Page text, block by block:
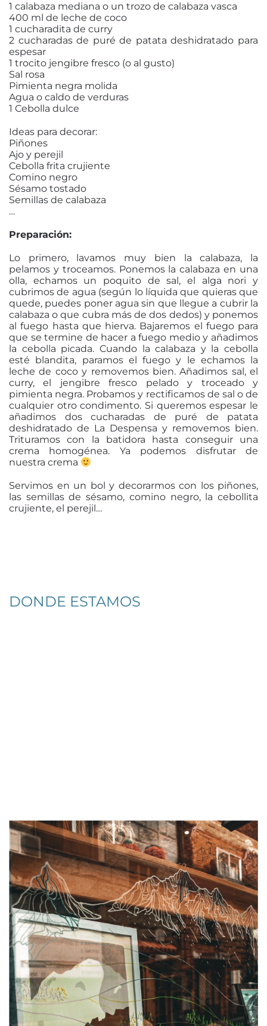
1 calabaza mediana o un trozo de calabaza vasca
400 ml de leche de coco
1 cucharadita de curry
2 cucharadas de puré de patata deshidratado para
espesar
1 trocito jengibre fresco (o al gusto)
Sal rosa
Pimienta negra molida
Agua o caldo de verduras
1 Cebolla dulce
Ideas para decorar:
Piñones
Ajo y perejil
Cebolla frita crujiente
Comino negro
Sésamo tostado
Semillas de calabaza
…
Preparación:
Lo primero, lavamos muy bien la calabaza, la
pelamos y troceamos. Ponemos la calabaza en una
olla, echamos un poquito de sal, el alga nori y
cubrimos de agua (según lo líquida que quieras que
quede, puedes poner agua sin que llegue a cubrir la
calabaza o que cubra más de dos dedos) y ponemos
al fuego hasta que hierva. Bajaremos el fuego para
que se termine de hacer a fuego medio y añadimos
la cebolla picada. Cuando la calabaza y la cebolla
esté blandita, paramos el fuego y le echamos la
leche de coco y removemos bien. Añadimos sal, el
curry, el jengibre fresco pelado y troceado y
pimienta negra. Probamos y rectificamos de sal o de
cualquier otro condimento. Si queremos espesar le
añadimos dos cucharadas de puré de patata
deshidratado de La Despensa y removemos bien.
Trituramos con la batidora hasta conseguir una
crema homogénea. Ya podemos disfrutar de
nuestra crema
Servimos en un bol y decorarmos con los piñones,
las semillas de sésamo, comino negro, la cebollita
crujiente, el perejil…
DONDE ESTAMOS